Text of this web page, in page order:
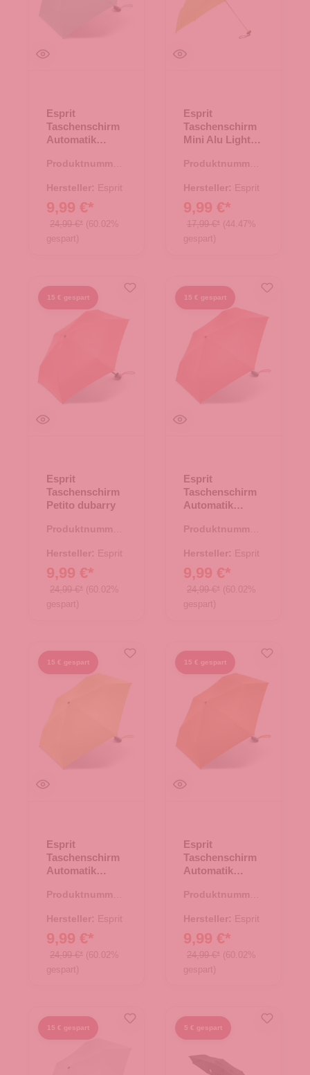
Esprit
Taschenschirm
Automatik
Slimline ocean
Produktnummer:
Hersteller: Esprit
9,99 €*
24,99 €* (60.02%
gespart)
Esprit
Taschenschirm
Mini Alu Light
Produktnummer:
Hersteller: Esprit
9,99 €*
17,99 €* (44.47%
gespart)
15 € gespart
Esprit
Taschenschirm
Petito dubarry
Produktnummer:
Hersteller: Esprit
9,99 €*
24,99 €* (60.02%
gespart)
15 € gespart
Esprit
Taschenschirm
Automatik
Slimline dubarry
Produktnummer:
Hersteller: Esprit
9,99 €*
24,99 €* (60.02%
gespart)
15 € gespart
Esprit
Taschenschirm
Automatik
Slimline yellow
Produktnummer:
Hersteller: Esprit
9,99 €*
24,99 €* (60.02%
gespart)
15 € gespart
Esprit
Taschenschirm
Automatik
Slimline
Produktnummer:
Hersteller: Esprit
9,99 €*
24,99 €* (60.02%
gespart)
15 € gespart 5 € gespart